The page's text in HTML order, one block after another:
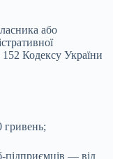
або
152 Кодексу України
гривень;
підприємців — від